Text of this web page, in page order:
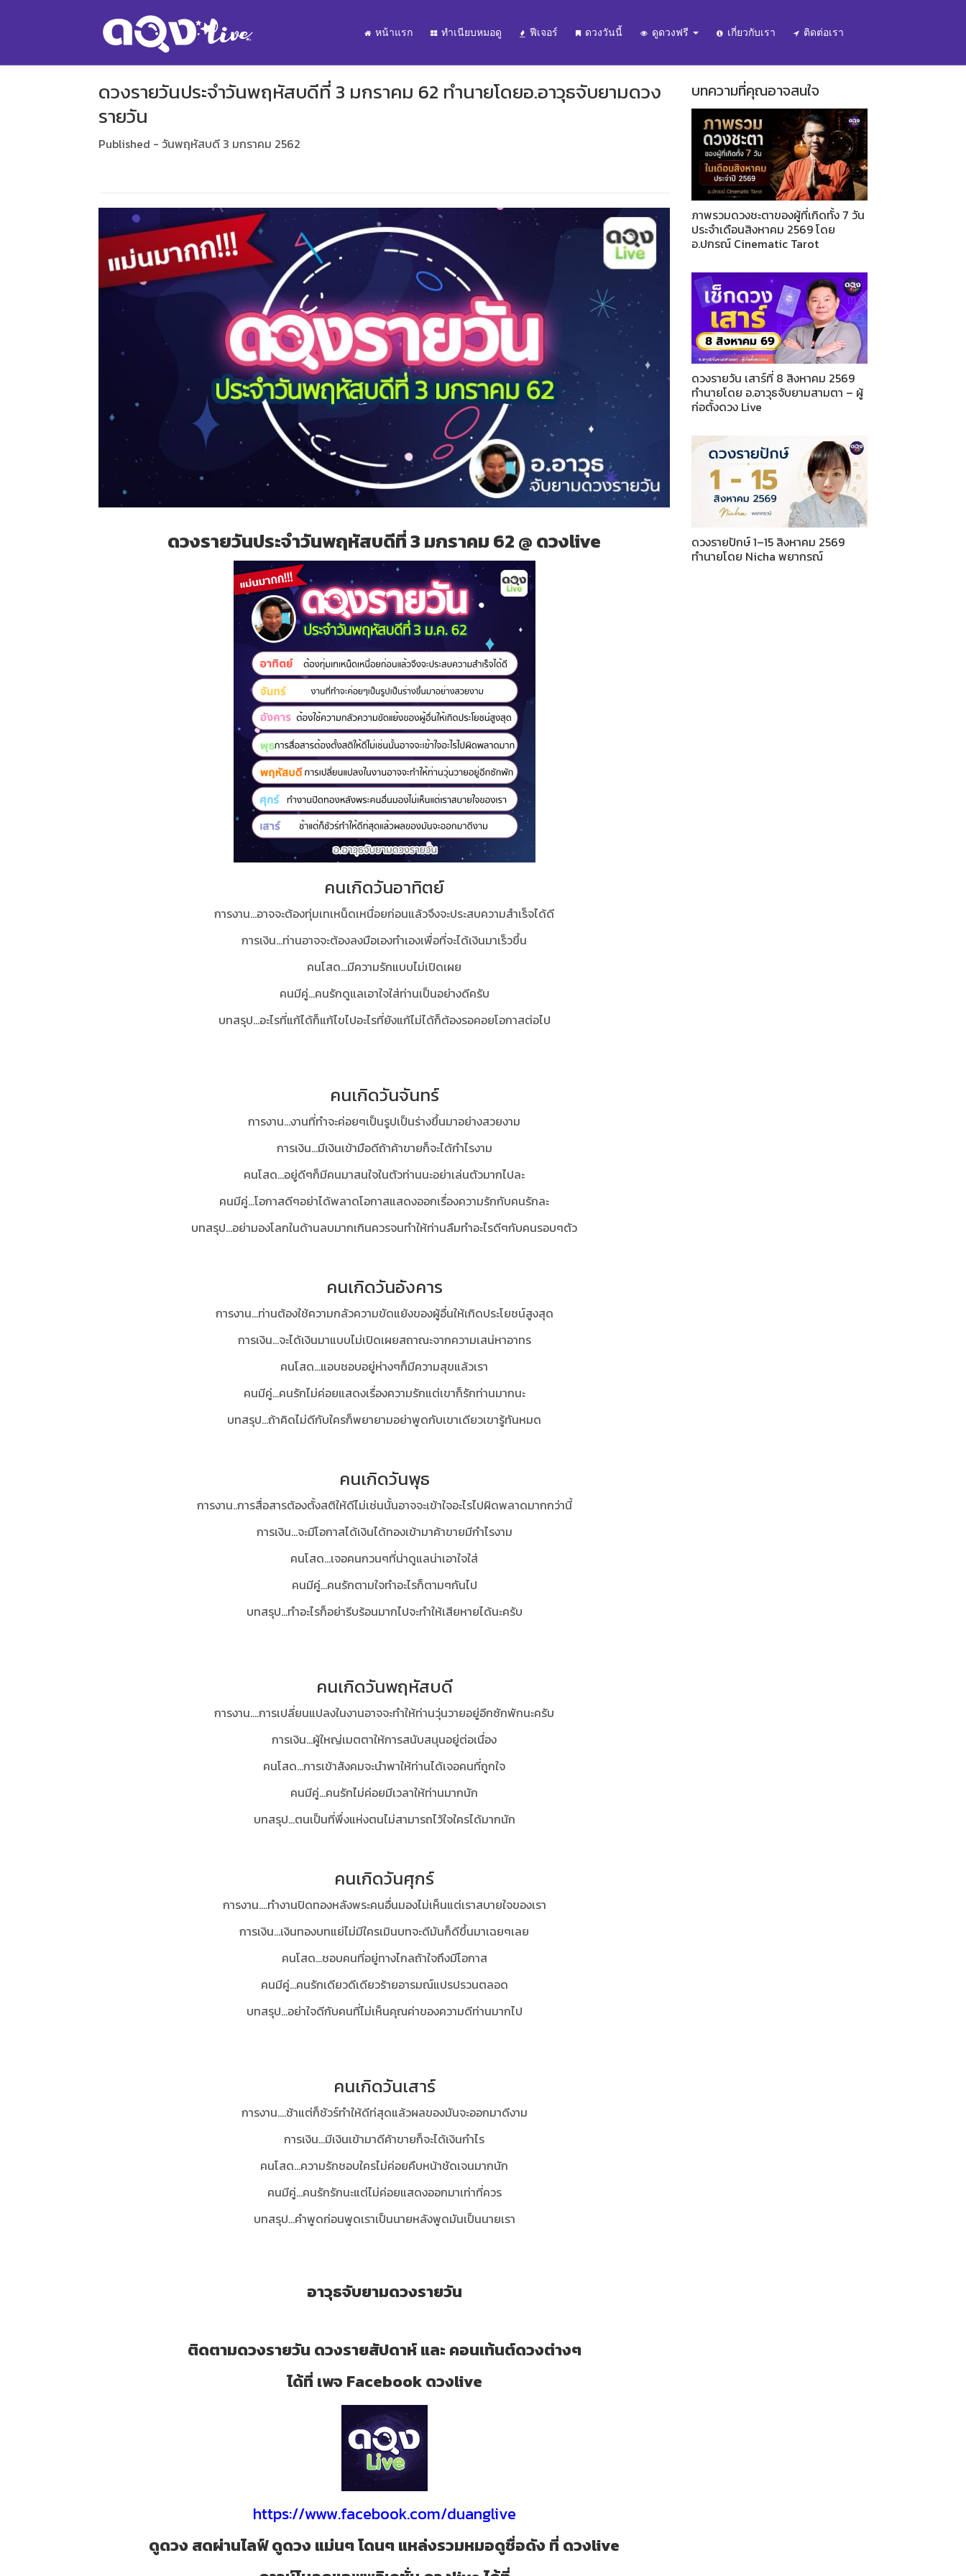
หน้าแรก ทำเนียบหมอดู ฟีเจอร์ ดวงวันนี้ ดูดวงฟรี เกี่ยวกับเรา ติดต่อเรา
ดวงรายวันประจำวันพฤหัสบดีที่ 3 มกราคม 62 ทำนายโดยอ.อาวุธจับยามดวง
รายวัน
Published - วันพฤหัสบดี 3 มกราคม 2562
ดวงรายวันประจำวันพฤหัสบดีที่ 3 มกราคม 62 @ ดวงlive
คนเกิดวันอาทิตย์
การงาน...อาจจะต้องทุ่มเทเหน็ดเหนื่อยก่อนแล้วจึงจะประสบความสำเร็จได้ดี
การเงิน...ท่านอาจจะต้องลงมือเองทำเองเพื่อที่จะได้เงินมาเร็วขึ้น
คนโสด...มีความรักแบบไม่เปิดเผย
คนมีคู่...คนรักดูแลเอาใจใส่ท่านเป็นอย่างดีครับ
บทสรุป...อะไรที่แก้ได้ก็แก้ไขไปอะไรที่ยังแก้ไม่ได้ก็ต้องรอคอยโอกาสต่อไป
คนเกิดวันจันทร์
การงาน...งานที่ทำจะค่อยๆเป็นรูปเป็นร่างขึ้นมาอย่างสวยงาม
การเงิน...มีเงินเข้ามือดีถ้าค้าขายก็จะได้กำไรงาม
คนโสด...อยู่ดีๆก็มีคนมาสนใจในตัวท่านนะอย่าเล่นตัวมากไปละ
คนมีคู่...โอกาสดีๆอย่าได้พลาดโอกาสแสดงออกเรื่องความรักกับคนรักละ
บทสรุป...อย่ามองโลกในด้านลบมากเกินควรจนทำให้ท่านลืมทำอะไรดีๆกับคนรอบๆตัว
คนเกิดวันอังคาร
การงาน...ท่านต้องใช้ความกลัวความขัดแย้งของผู้อื่นให้เกิดประโยชน์สูงสุด
การเงิน...จะได้เงินมาแบบไม่เปิดเผยสถาณะจากความเสน่หาอาทร
คนโสด...แอบชอบอยู่ห่างๆก็มีความสุขแล้วเรา
คนมีคู่...คนรักไม่ค่อยแสดงเรื่องความรักแต่เขาก็รักท่านมากนะ
บทสรุป...ถ้าคิดไม่ดีกับใครก็พยายามอย่าพูดกับเขาเดียวเขารู้ทันหมด
คนเกิดวันพุธ
การงาน..การสื่อสารต้องตั้งสติให้ดีไม่เช่นนั้นอาจจะเข้าใจอะไรไปผิดพลาดมากกว่านี้
การเงิน...จะมีโอกาสได้เงินได้ทองเข้ามาค้าขายมีกำไรงาม
คนโสด...เจอคนกวนๆที่น่าดูแลน่าเอาใจใส่
คนมีคู่...คนรักตามใจทำอะไรก็ตามๆกันไป
บทสรุป...ทำอะไรก็อย่ารีบร้อนมากไปจะทำให้เสียหายได้นะครับ
คนเกิดวันพฤหัสบดี
การงาน....การเปลี่ยนแปลงในงานอาจจะทำให้ท่านวุ่นวายอยู่อีกซักพักนะครับ
การเงิน...ผู้ใหญ่เมตตาให้การสนับสนุนอยู่ต่อเนื่อง
คนโสด...การเข้าสังคมจะนำพาให้ท่านได้เจอคนที่ถูกใจ
คนมีคู่...คนรักไม่ค่อยมีเวลาให้ท่านมากนัก
บทสรุป...ตนเป็นที่พึ่งแห่งตนไม่สามารถไว้ใจใครได้มากนัก
คนเกิดวันศุกร์
การงาน....ทำงานปิดทองหลังพระคนอื่นมองไม่เห็นแต่เราสบายใจของเรา
การเงิน...เงินทองบทแย่ไม่มีใครเมินบทจะดีมันก็ดีขึ้นมาเฉยๆเลย
คนโสด...ชอบคนที่อยู่ทางไกลถ้าใจถึงมีโอกาส
คนมีคู่...คนรักเดียวดีเดียวร้ายอารมณ์แปรปรวนตลอด
บทสรุป...อย่าใจดีกับคนที่ไม่เห็นคุณค่าของความดีท่านมากไป
คนเกิดวันเสาร์
การงาน....ช้าแต่ก็ชัวร์ทำให้ดีท่สุดแล้วผลของมันจะออกมาดีงาม
การเงิน...มีเงินเข้ามาดีค้าขายก็จะได้เงินกำไร
คนโสด...ความรักชอบใครไม่ค่อยคืบหน้าชัดเจนมากนัก
คนมีคู่...คนรักรักนะแต่ไม่ค่อยแสดงออกมาเท่าที่ควร
บทสรุป...คำพูดก่อนพูดเราเป็นนายหลังพูดมันเป็นนายเรา
อาวุธจับยามดวงรายวัน
ติดตามดวงรายวัน ดวงรายสัปดาห์ และ คอนเท้นต์ดวงต่างๆ
ได้ที่ เพจ Facebook ดวงlive
https://www.facebook.com/duanglive
ดูดวง สดผ่านไลฟ์ ดูดวง แม่นๆ โดนๆ แหล่งรวมหมอดูชื่อดัง ที่ ดวงlive
บทความที่คุณอาจสนใจ
ภาพรวมดวงชะตาของผู้ที่เกิดทั้ง 7 วัน
ประจำเดือนสิงหาคม 2569 โดย
อ.ปกรณ์ Cinematic Tarot
ดวงรายวัน เสาร์ที่ 8 สิงหาคม 2569
ทำนายโดย อ.อาวุธจับยามสามตา – ผู้
ก่อตั้งดวง Live
ดวงรายปักษ์ 1–15 สิงหาคม 2569
ทำนายโดย Nicha พยากรณ์